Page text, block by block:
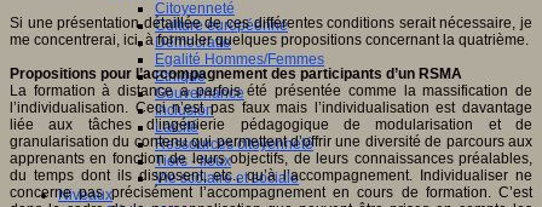
Citoyenneté
Culture européenne
Démocratie
Egalité Hommes/Femmes
Ethique
Gouvernance
Inclusion
Laïcité
Ressources citoyenneté
Tiers - lieux
Vie scolaire et sociale
Niveaux
Si une présentation détaillée de ces différentes conditions serait nécessaire, je
me concentrerai, ici, à formuler quelques propositions concernant la quatrième.
Propositions pour l’accompagnement des participants d’un RSMA
La formation à distance a parfois été présentée comme la massification de
l’individualisation. Ceci n’est pas faux mais l’individualisation est davantage
liée aux tâches d’ingénierie pédagogique de modularisation et de
granularisation du contenu qui permettent d’offrir une diversité de parcours aux
apprenants en fonction de leurs objectifs, de leurs connaissances préalables,
du temps dont ils disposent, etc., qu’à l’accompagnement. Individualiser ne
concerne pas précisément l’accompagnement en cours de formation. C’est